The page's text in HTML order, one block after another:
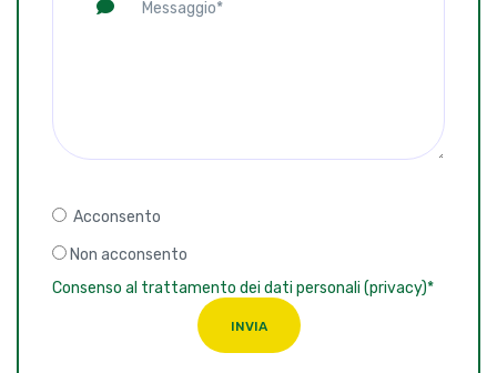
Acconsento
Non acconsento
Consenso al trattamento dei dati personali (privacy)*
INVIA